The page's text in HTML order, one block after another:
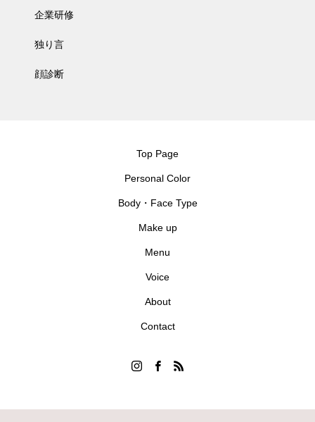
企業研修
独り言
顔診断
Top Page
Personal Color
Body・Face Type
Make up
Menu
Voice
About
Contact